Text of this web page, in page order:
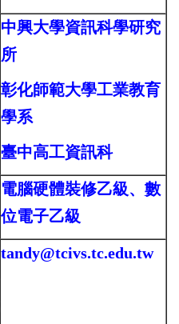
中興大學資訊科學研究
所
彰化師範大學工業教育
學系
臺中高工資訊科
電腦硬體裝修乙級、數
位電子乙級
tandy@tcivs.tc.edu.tw